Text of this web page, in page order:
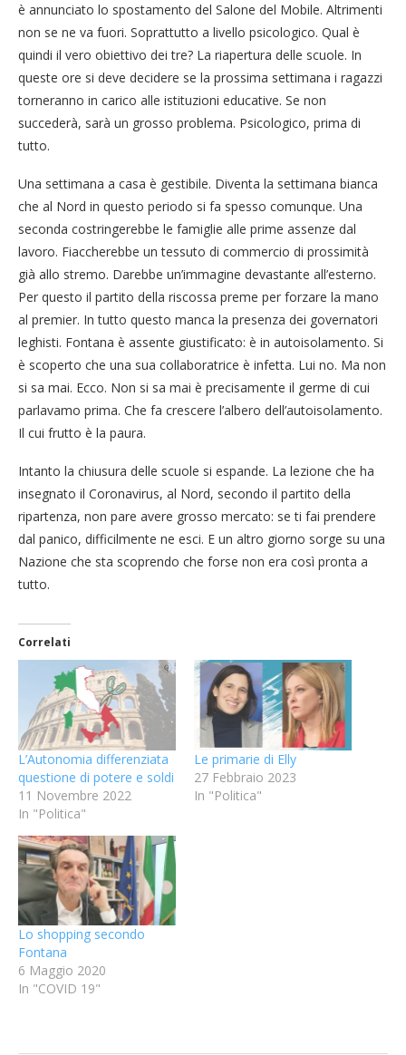
è annunciato lo spostamento del Salone del Mobile. Altrimenti
non se ne va fuori. Soprattutto a livello psicologico. Qual è
quindi il vero obiettivo dei tre? La riapertura delle scuole. In
queste ore si deve decidere se la prossima settimana i ragazzi
torneranno in carico alle istituzioni educative. Se non
succederà, sarà un grosso problema. Psicologico, prima di
tutto.
Una settimana a casa è gestibile. Diventa la settimana bianca
che al Nord in questo periodo si fa spesso comunque. Una
seconda costringerebbe le famiglie alle prime assenze dal
lavoro. Fiaccherebbe un tessuto di commercio di prossimità
già allo stremo. Darebbe un’immagine devastante all’esterno.
Per questo il partito della riscossa preme per forzare la mano
al premier. In tutto questo manca la presenza dei governatori
leghisti. Fontana è assente giustificato: è in autoisolamento. Si
è scoperto che una sua collaboratrice è infetta. Lui no. Ma non
si sa mai. Ecco. Non si sa mai è precisamente il germe di cui
parlavamo prima. Che fa crescere l’albero dell’autoisolamento.
Il cui frutto è la paura.
Intanto la chiusura delle scuole si espande. La lezione che ha
insegnato il Coronavirus, al Nord, secondo il partito della
ripartenza, non pare avere grosso mercato: se ti fai prendere
dal panico, difficilmente ne esci. E un altro giorno sorge su una
Nazione che sta scoprendo che forse non era così pronta a
tutto.
Correlati
L’Autonomia differenziata
questione di potere e soldi
11 Novembre 2022
In "Politica"
Le primarie di Elly
27 Febbraio 2023
In "Politica"
Lo shopping secondo
Fontana
6 Maggio 2020
In "COVID 19"